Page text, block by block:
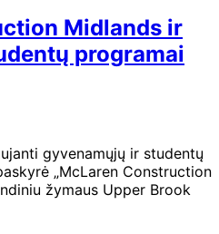
Midlands ir
programai
gyvenamųjų ir studentų
„McLaren Construction
žymaus Upper Brook